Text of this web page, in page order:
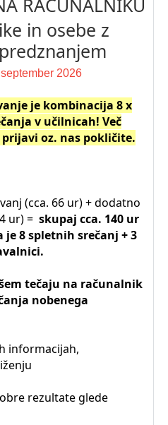
RAČUNALNIKU
in osebe z
predznanjem
2026
je kombinacija 8 x
v učilnicah! Več
oz. nas pokličite.
(cca. 66 ur) + dodatno
ur) = skupaj cca. 140 ur
je 8 spletnih srečanj + 3
tečaju na računalnik
nobenega
informacijah,
rezultate glede